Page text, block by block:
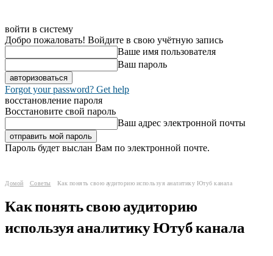
войти в систему
Добро пожаловать! Войдите в свою учётную запись
Ваше имя пользователя
Ваш пароль
Forgot your password? Get help
восстановление пароля
Восстановите свой пароль
Ваш адрес электронной почты
Пароль будет выслан Вам по электронной почте.
Домой Советы Как понять свою аудиторию используя аналитику Ютуб канала
Как понять свою аудиторию
используя аналитику Ютуб канала